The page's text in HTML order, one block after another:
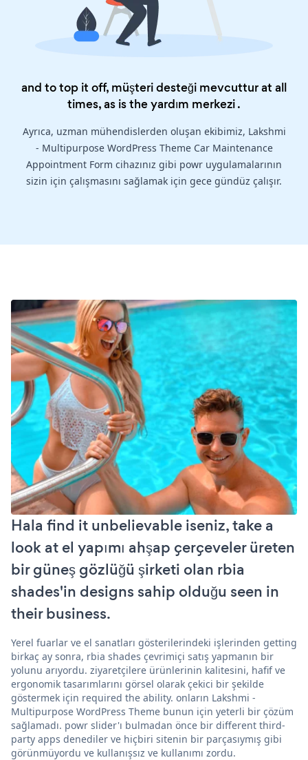
and to top it off, müşteri desteği mevcuttur at all
times, as is theyardım merkezi.
Ayrıca, uzman mühendislerden oluşan ekibimiz, Lakshmi
- Multipurpose WordPress Theme Car Maintenance
Appointment Form cihazınız gibi powr uygulamalarının
sizin için çalışmasını sağlamak için gece gündüz çalışır.
Hala find it unbelievable iseniz, take a
look at el yapımı ahşap çerçeveler üreten
bir güneş gözlüğü şirketi olan rbia
shades'in designs sahip olduğu seen in
their business.
Yerel fuarlar ve el sanatları gösterilerindeki işlerinden getting
birkaç ay sonra, rbia shades çevrimiçi satış yapmanın bir
yolunu arıyordu. ziyaretçilere ürünlerinin kalitesini, hafif ve
ergonomik tasarımlarını görsel olarak çekici bir şekilde
göstermek için required the ability. onların Lakshmi -
Multipurpose WordPress Theme bunun için yeterli bir çözüm
sağlamadı. powr slider'ı bulmadan önce bir different third-
party apps denediler ve hiçbiri sitenin bir parçasıymış gibi
görünmüyordu ve kullanışsız ve kullanımı zordu.